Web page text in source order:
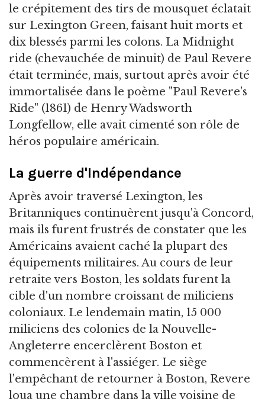
le crépitement des tirs de mousquet éclatait
sur Lexington Green, faisant huit morts et
dix blessés parmi les colons. La Midnight
ride (chevauchée de minuit) de Paul Revere
était terminée, mais, surtout après avoir été
immortalisée dans le poème "Paul Revere's
Ride" (1861) de Henry Wadsworth
Longfellow, elle avait cimenté son rôle de
héros populaire américain.
La guerre d'Indépendance
Après avoir traversé Lexington, les
Britanniques continuèrent jusqu'à Concord,
mais ils furent frustrés de constater que les
Américains avaient caché la plupart des
équipements militaires. Au cours de leur
retraite vers Boston, les soldats furent la
cible d'un nombre croissant de miliciens
coloniaux. Le lendemain matin, 15 000
miliciens des colonies de la Nouvelle-
Angleterre encerclèrent Boston et
commencèrent à l'assiéger. Le siège
l'empêchant de retourner à Boston, Revere
loua une chambre dans la ville voisine de